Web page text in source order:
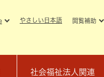
やさしい日本語 閲覧補助
社会福祉法人関連